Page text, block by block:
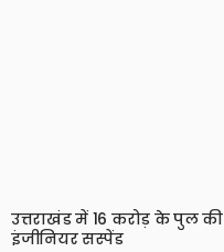
उत्तराखंड में 16 करोड़ के पुल
इंजीनियर सस्पेंड